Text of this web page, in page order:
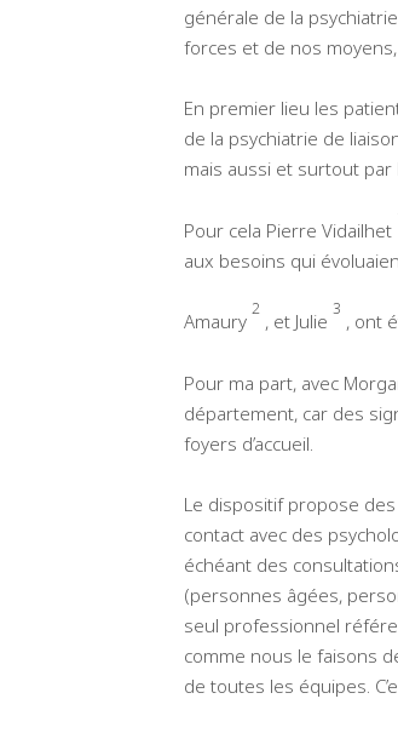
générale de la
forces et de nos
En premier lieu les
de la psychiatrie de
mais aussi et surtout
Pour cela Pierre Vidailhet
aux besoins qui
Amaury
2
, et Julie
3
, ont
Pour ma part, avec
département, car des
foyers d’accueil.
Le dispositif propose
contact avec des
échéant des
(personnes âgées,
seul professionnel
comme nous le faisons
de toutes les équipes.